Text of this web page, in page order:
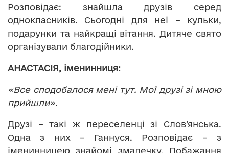
Розповідає: знайшла друзів серед
однокласників. Сьогодні для неї – кульки,
подарунки та найкращі вітання. Дитяче свято
організували благодійники.
АНАСТАСІЯ, іменинниця:
«Все сподобалося мені тут. Мої друзі зі мною
прийшли».
Друзі – такі ж переселенці зі Слов’янська.
Одна з них – Ганнуся. Розповідає – з
іменинницею знайомі змалечку. Побажання